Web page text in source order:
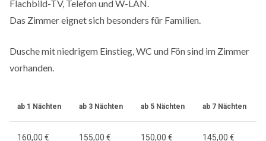
Flachbild-TV, Telefon und W-LAN.
Das Zimmer eignet sich besonders für Familien.
Dusche mit niedrigem Einstieg, WC und Fön sind im Zimmer
vorhanden.
ab 1 Nächten ab 3 Nächten ab 5 Nächten ab 7 Nächten
160,00 € 155,00 € 150,00 € 145,00 €